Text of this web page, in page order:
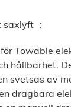
：
Towable
hållbarhet.
svetsas av
dragbara